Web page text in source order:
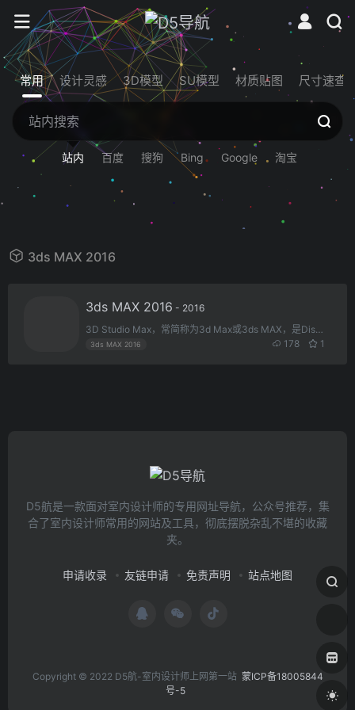
常用 设计灵感 3D模型 SU模型 材质贴图 尺寸速查
站内 百度 搜狗 Bing Google 淘宝
3ds MAX 2016
3ds MAX 2016 - 2016
3D Studio Max，常简称为3d Max或3ds MAX，是Discreet公司开发的（后被Autodesk公司合并）基于PC系统的三维动画渲染和制作软件。广泛应用于广告、影视、工业设计、建筑设计、多媒体制作、游戏、辅助教学以及工程可视化等领域。
3ds MAX 2016 178 1
D5航是一款面对室内设计师的专用网址导航，公众号推荐，集
合了室内设计师常用的网站及工具，彻底摆脱杂乱不堪的收藏
夹。
申请收录 友链申请 免责声明 站点地图
Copyright © 2022 D5航-室内设计师上网第一站 蒙ICP备18005844
号-5